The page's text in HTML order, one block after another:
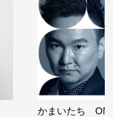
かまいたち